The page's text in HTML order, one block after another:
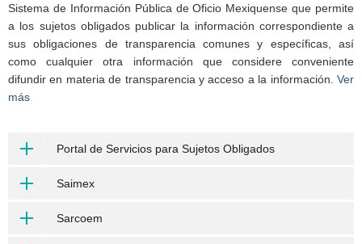
Sistema de Información Pública de Oficio Mexiquense que permite
a los sujetos obligados publicar la información correspondiente a
sus obligaciones de transparencia comunes y específicas, así
como cualquier otra información que considere conveniente
difundir en materia de transparencia y acceso a la información. Ver
más
Portal de Servicios para Sujetos Obligados
Saimex
Sarcoem